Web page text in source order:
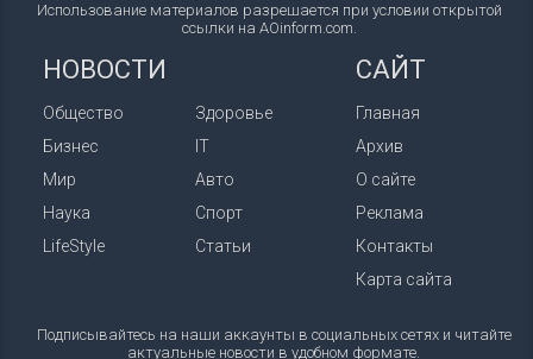
Использование материалов разрешается при условии открытой
ссылки на AOinform.com.
НОВОСТИ
Общество
Бизнес
Мир
Наука
LifeStyle
Здоровье
IT
Авто
Спорт
Статьи
САЙТ
Главная
Архив
О сайте
Реклама
Контакты
Карта сайта
Подписывайтесь на наши аккаунты в социальных сетях и читайте
актуальные новости в удобном формате.